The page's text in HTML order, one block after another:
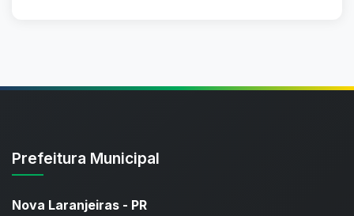
Prefeitura Municipal
Nova Laranjeiras - PR